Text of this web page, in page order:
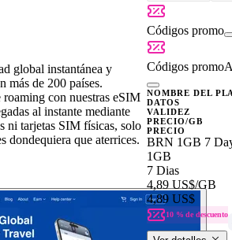
global instantánea y
más de 200 países.
con nuestras eSIM
al instante mediante
ni tarjetas SIM físicas, solo
dondequiera que aterrices.
Códigos promo
Códigos promo
NOMBRE DEL
DATOS
VALIDEZ
PRECIO/GB
PRECIO
BRN 1GB 7
1GB
7 Dias
4,89 US$/GB
4,89 US$
10 % de descuento